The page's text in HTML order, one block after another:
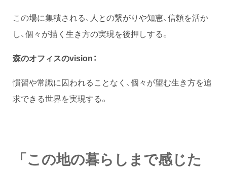
この場に集積される、人との繋がりや知恵、信頼を活か
し、個々が描く生き方の実現を後押しする。
森のオフィスのvision：
慣習や常識に囚われることなく、個々が望む生き方を追
求できる世界を実現する。
「この地の暮らしまで感じた